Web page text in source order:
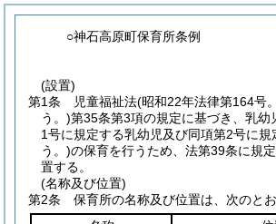
○神石高原町保育所条例
(設置)
第1条
児童福祉法(昭和22年法律第164号
う。)第35条第3項の規定に基づき、乳幼
1号に規定する乳幼児及び同項第2号に規
う。)の保育を行うため、法第39条に規
置する。
(名称及び位置)
第2条
保育所の名称及び位置は、次のとお